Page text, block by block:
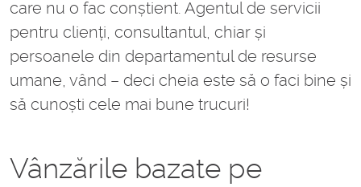
care nu o fac conștient. Agentul de servicii
pentru clienți, consultantul, chiar și
persoanele din departamentul de resurse
umane, vând – deci cheia este să o faci bine și
să cunoști cele mai bune trucuri!
Vânzările bazate pe